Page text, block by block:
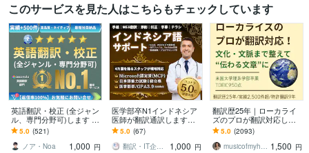
このサービスを見た人はこちらもチェックしています
英語翻訳・校正 (全ジャン
ル、専門分野可)します ●
高品質 | ネイティブレベル
のプロが日英翻訳サポー
ト●
5.0 (521)
ノア・Noa
1,000 円
医学部卒N1インドネシア
医師が翻訳通訳します
【ライティング・翻訳カ
テゴリ1位獲得】すべて最
高品質翻訳。
5.0 (67)
翻訳・IT企業ニホンネシア【海外展開】
1,000 円
翻訳歴25年｜ローカライ
ズのプロが翻訳対応しま
す 翻訳を超えたローカラ
イゼーションで自然な表
現に仕上げます
5.0 (2093)
musicofmyheart 1,500 円